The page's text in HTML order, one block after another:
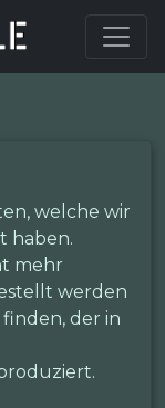
welche wir
haben.
mehr
werden
der in